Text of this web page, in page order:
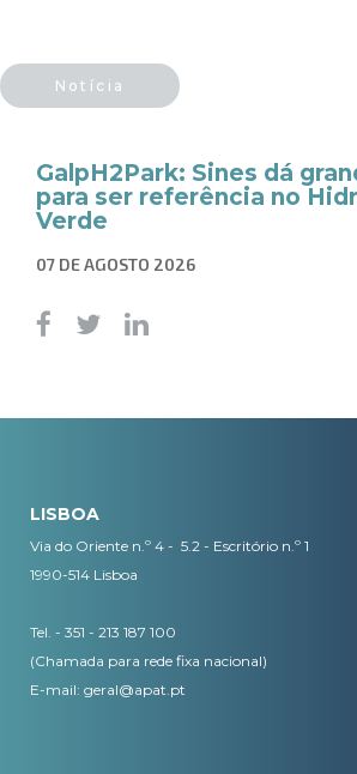
Notícia
GalpH2Park: Sines dá
para ser referência no
Verde
07 DE AGOSTO 2026
LISBOA
Via do Oriente n.º 4 - 5.2 - Escritório n.º 1
1990-514 Lisboa
Tel. - 351 - 213 187 100
(Chamada para rede fixa nacional)
E-mail: geral@apat.pt